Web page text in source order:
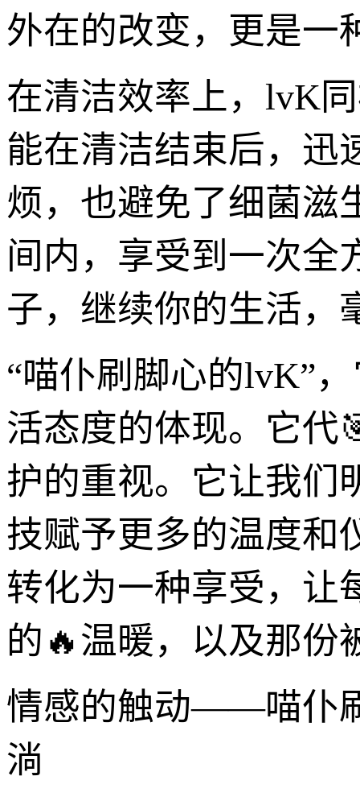
外在的改变，更是一
在清洁效率上，lvK
能在清洁结束后，迅
烦，也避免了细菌滋
间内，享受到一次全
子，继续你的生活，
“喵仆刷脚心的lvK”
活态度的体现。它代
护的重视。它让我们
技赋予更多的温度和
转化为一种享受，让
的🔥温暖，以及那份
情感的触动——喵仆
淌